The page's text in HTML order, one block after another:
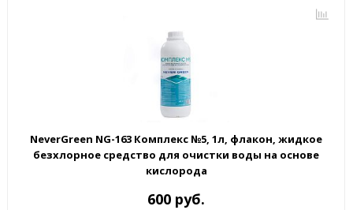
NeverGreen NG-163 Комплекс №5, 1л, флакон, жидкое
безхлорное средство для очистки воды на основе
кислорода
600 руб.